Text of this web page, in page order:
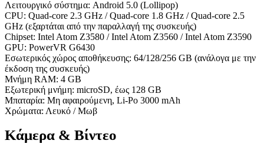
Λειτουργικό σύστημα: Android 5.0 (Lollipop)
CPU: Quad-core 2.3 GHz / Quad-core 1.8 GHz / Quad-core 2.5
GHz (εξαρτάται από την παραλλαγή της συσκευής)
Chipset: Intel Atom Z3580 / Intel Atom Z3560 / Intel Atom Z3590
GPU: PowerVR G6430
Εσωτερικός χώρος αποθήκευσης: 64/128/256 GB (ανάλογα με την
έκδοση της συσκευής)
Μνήμη RAM: 4 GB
Εξωτερική μνήμη: microSD, έως 128 GB
Μπαταρία: Μη αφαιρούμενη, Li-Po 3000 mAh
Χρώματα: Λευκό / Μωβ
Κάμερα & Βίντεο